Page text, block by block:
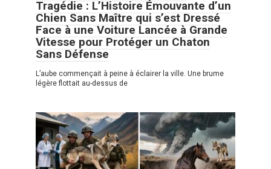
Tragédie : L’Histoire Émouvante d’un
Chien Sans Maître qui s’est Dressé
Face à une Voiture Lancée à Grande
Vitesse pour Protéger un Chaton
Sans Défense
L’aube commençait à peine à éclairer la ville. Une brume
légère flottait au-dessus de